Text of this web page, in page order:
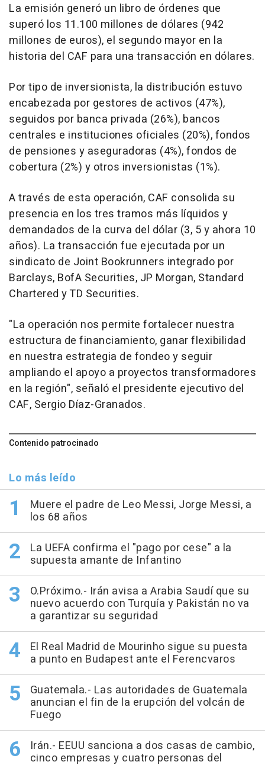
La emisión generó un libro de órdenes que
superó los 11.100 millones de dólares (942
millones de euros), el segundo mayor en la
historia del CAF para una transacción en dólares.
Por tipo de inversionista, la distribución estuvo
encabezada por gestores de activos (47%),
seguidos por banca privada (26%), bancos
centrales e instituciones oficiales (20%), fondos
de pensiones y aseguradoras (4%), fondos de
cobertura (2%) y otros inversionistas (1%).
A través de esta operación, CAF consolida su
presencia en los tres tramos más líquidos y
demandados de la curva del dólar (3, 5 y ahora 10
años). La transacción fue ejecutada por un
sindicato de Joint Bookrunners integrado por
Barclays, BofA Securities, JP Morgan, Standard
Chartered y TD Securities.
"La operación nos permite fortalecer nuestra
estructura de financiamiento, ganar flexibilidad
en nuestra estrategia de fondeo y seguir
ampliando el apoyo a proyectos transformadores
en la región", señaló el presidente ejecutivo del
CAF, Sergio Díaz-Granados.
Contenido patrocinado
Lo más leído
Muere el padre de Leo Messi, Jorge Messi, a
los 68 años
La UEFA confirma el "pago por cese" a la
supuesta amante de Infantino
O.Próximo.- Irán avisa a Arabia Saudí que su
nuevo acuerdo con Turquía y Pakistán no va
a garantizar su seguridad
El Real Madrid de Mourinho sigue su puesta
a punto en Budapest ante el Ferencvaros
Guatemala.- Las autoridades de Guatemala
anuncian el fin de la erupción del volcán de
Fuego
Irán.- EEUU sanciona a dos casas de cambio,
cinco empresas y cuatro personas del